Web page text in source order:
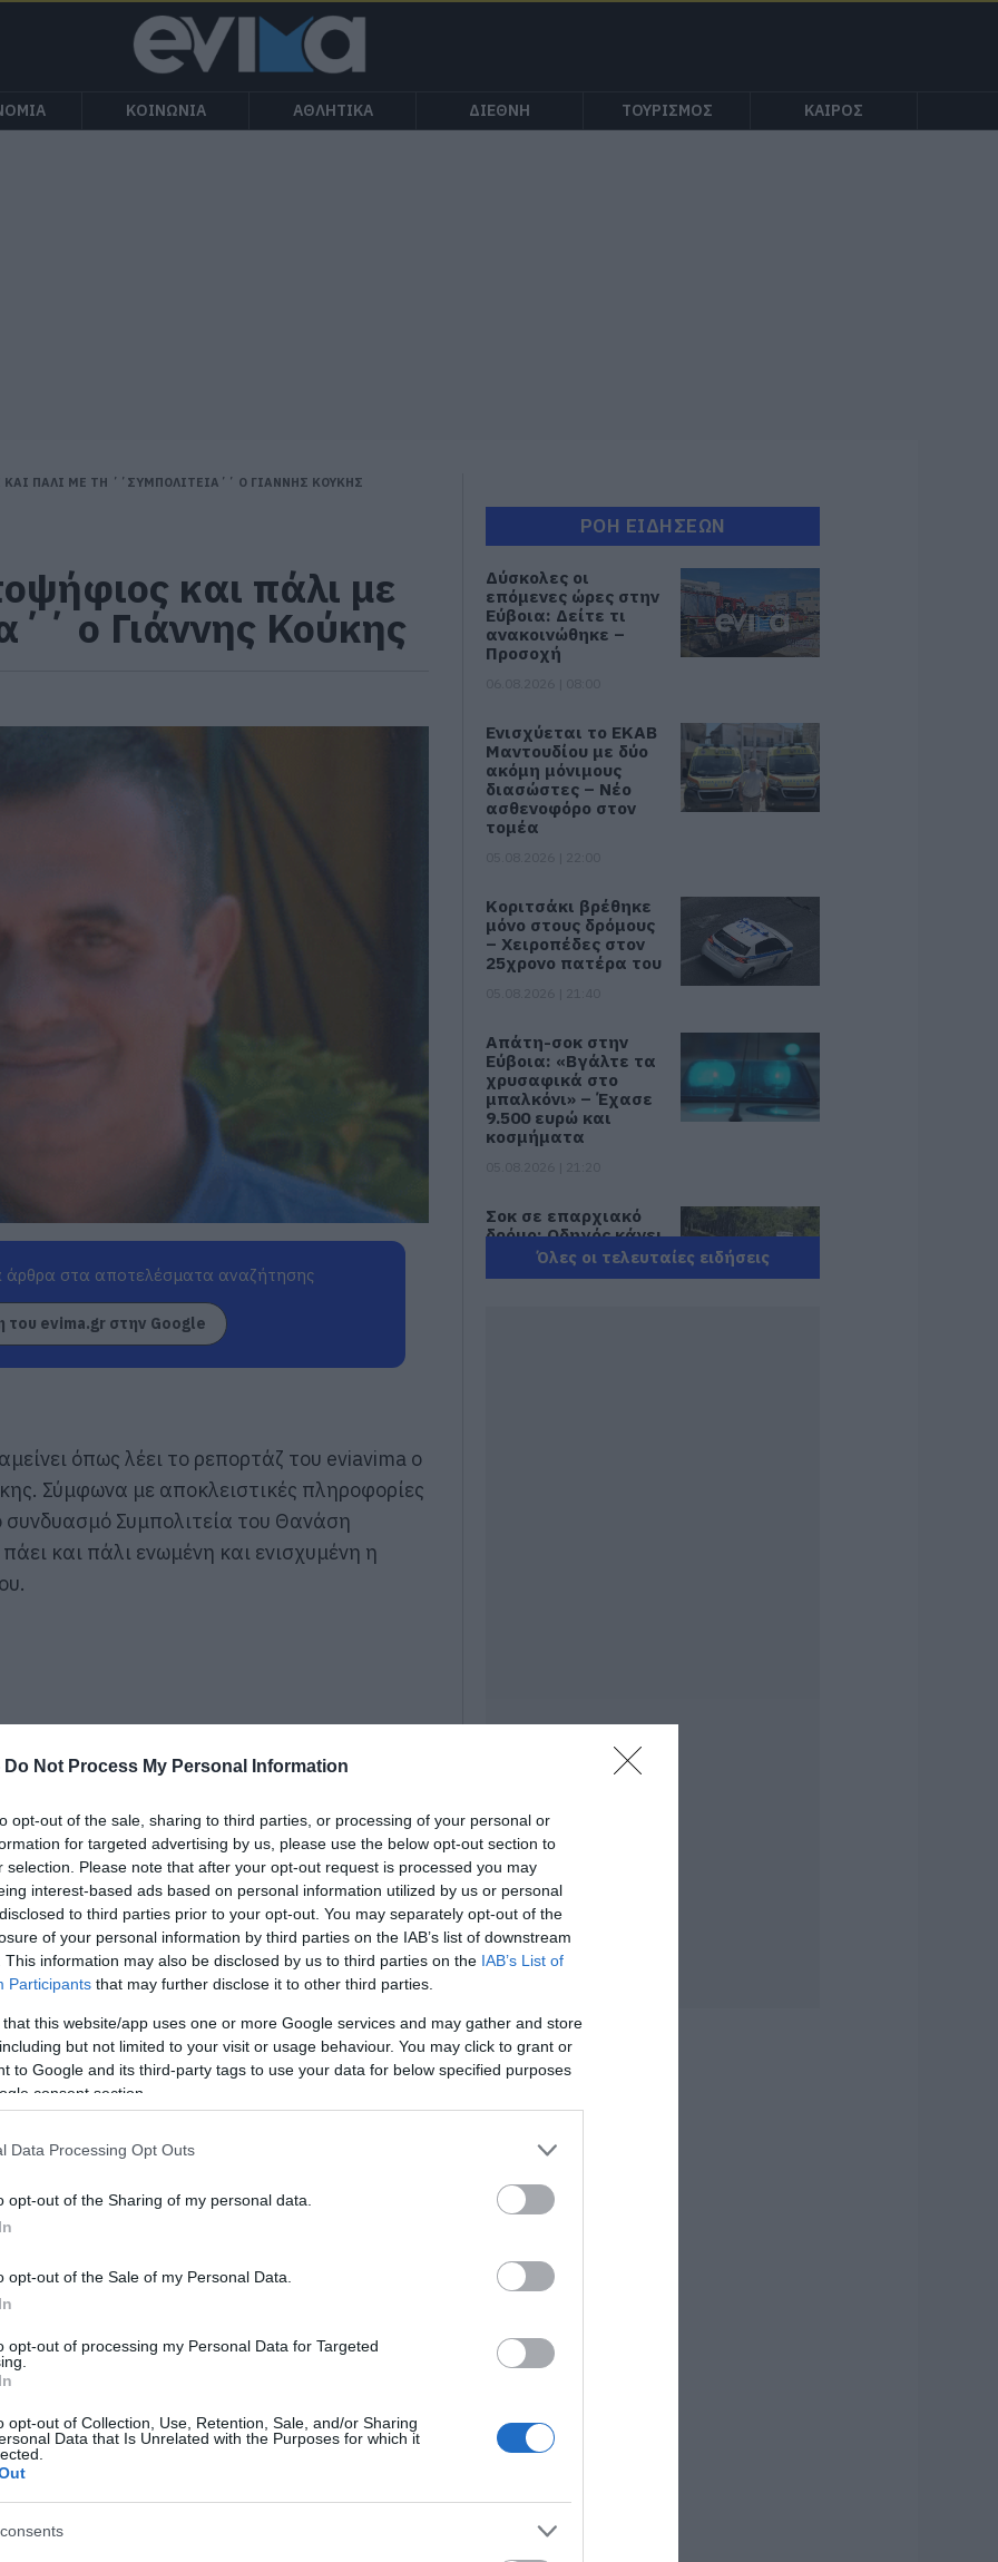
Do Not Process My Personal Information
opt-out of the sale, sharing to third parties, or processing of your personal or
for targeted advertising by us, please use the below opt-out section to
selection. Please note that after your opt-out request is processed you may
interest-based ads based on personal information utilized by us or personal
to third parties prior to your opt-out. You may separately opt-out of the
of your personal information by third parties on the IAB’s list of downstream
This information may also be disclosed by us to third parties on the IAB’s List of
Participants that may further disclose it to other third parties.
that this website/app uses one or more Google services and may gather and store
but not limited to your visit or usage behaviour. You may click to grant or
to Google and its third-party tags to use your data for below specified purposes
consent section.
Data Processing Opt Outs
opt-out of the Sharing of my personal data.
opt-out of the Sale of my Personal Data.
opt-out of processing my Personal Data for Targeted
opt-out of Collection, Use, Retention, Sale, and/or Sharing
Data that Is Unrelated with the Purposes for which it
ΚΟΙΝΩΝΙΑ ΑΘΛΗΤΙΚΑ ΔΙΕΘΝΗ ΤΟΥΡΙΣΜΟΣ ΚΑΙΡΟΣ
ΠΑΛΙ ΜΕ ΤΗ ΄΄ΣΥΜΠΟΛΙΤΕΙΑ΄΄ Ο ΓΙΑΝΝΗΣ ΚΟΥΚΗΣ
και πάλι με
ο Γιάννης Κούκης
στα αποτελέσματα αναζήτησης
του evima.gr στην Google
όπως λέει το ρεπορτάζ του eviavima ο
Σύμφωνα με αποκλειστικές πληροφορίες
συνδυασμό Συμπολιτεία του Θανάση
και πάλι ενωμένη και ενισχυμένη η
News
Εύβοια
ΡΟΗ ΕΙΔΗΣΕΩΝ
Δύσκολες οι
επόμενες ώρες στην
Εύβοια: Δείτε τι
ανακοινώθηκε –
Προσοχή
Ενισχύεται το ΕΚΑΒ
Μαντουδίου με δύο
ακόμη μόνιμους
διασώστες – Νέο
ασθενοφόρο στον
τομέα
Κοριτσάκι βρέθηκε
μόνο στους δρόμους
– Χειροπέδες στον
25χρονο πατέρα του
Απάτη-σοκ στην
Εύβοια: «Βγάλτε τα
χρυσαφικά στο
μπαλκόνι» – Έχασε
9.500 ευρώ και
κοσμήματα
Σοκ σε επαρχιακό
δρόμο: Οδηγός κάνει
τετραπλή
προσπέραση πάνω
περιοχή της
Καραμπόλα
τεσσάρων
οχημάτων
προκάλεσε
αναστάτωση στην
κυκλοφορία
05.08.2026 | 19:40
σπίτι 95χρονης και
προκάλεσαν
σοβαρές ζημιές σε
ταβέρνα
05.08.2026 | 19:20
για να ζήσεις τη
Σαντορίνη από τη
θάλασσα
τραυματίστηκε σε
τροχαίο στην
Τρόμος σε πτήση
τραυματίες
Όλες οι τελευταίες ειδήσεις